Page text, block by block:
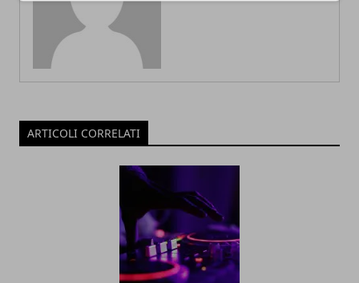
ARTICOLI CORRELATI